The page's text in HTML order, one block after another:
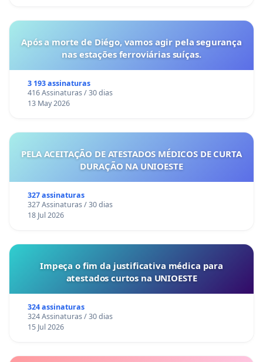
Após a morte de Diégo, vamos agir pela segurança
nas estações ferroviárias suíças.
3 193 assinaturas
416 Assinaturas / 30 dias
13 May 2026
PELA ACEITAÇÃO DE ATESTADOS MÉDICOS DE CURTA
DURAÇÃO NA UNIOESTE
327 assinaturas
327 Assinaturas / 30 dias
18 Jul 2026
Impeça o fim da justificativa médica para
atestados curtos na UNIOESTE
324 assinaturas
324 Assinaturas / 30 dias
15 Jul 2026